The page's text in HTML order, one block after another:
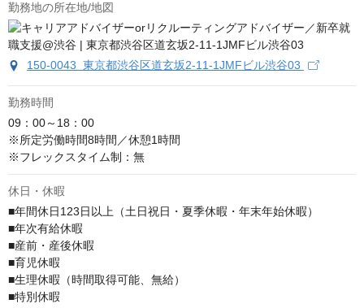
勤務地の所在地/地図
150-0043 東京都渋谷区道玄坂2-11-1JMFビル渋谷03
勤務時間
09：00～18：00
※所定労働時間8時間／休憩1時間
※フレックスタイム制：無
休日・休暇
■年間休日123日以上（土日祝日・夏季休暇・年末年始休暇）
■年次有給休暇
■産前・産後休暇
■育児休暇
■生理休暇（時間取得可能、無給）
■特別休暇